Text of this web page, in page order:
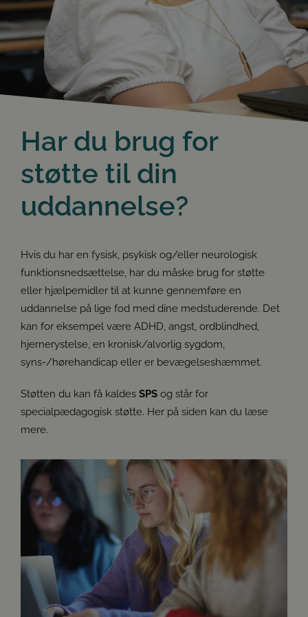
Har du brug for
støtte til din
uddannelse?
Hvis du har en fysisk, psykisk og/eller neurologisk
funktionsnedsættelse, har du måske brug for støtte
eller hjælpemidler til at kunne gennemføre en
uddannelse på lige fod med dine medstuderende. Det
kan for eksempel være ADHD, angst, ordblindhed,
hjernerystelse, en kronisk/alvorlig sygdom,
syns-/hørehandicap eller er bevægelseshæmmet.
Støtten du kan få kaldes SPS og står for
specialpædagogisk støtte. Her på siden kan du læse
mere.